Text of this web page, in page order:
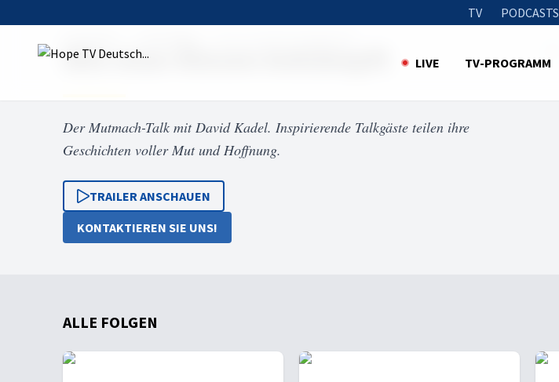
TV PODCASTS
LIVE TV-PROGRAMM
Wie man Riesen bekämpft
Der Mutmach-Talk mit David Kadel. Inspirierende Talkgäste teilen ihre
Geschichten voller Mut und Hoffnung.
TRAILER ANSCHAUEN
KONTAKTIEREN SIE UNS!
ALLE FOLGEN